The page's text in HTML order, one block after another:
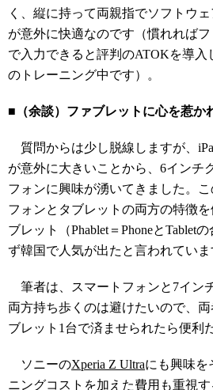
く、縦に持って両親指でソフトウ
が意外に快適なのです（慣れれば
で入力できると評判のATOKを導入
のトレーニング中です）。
■（余談）ファブレットに心を惹か
質問からは少し脱線しますが、
が意外に大きいことから、6インチ
フォンに興味が湧いてきました。
フォンとタブレットの両方の特徴
ブレット（Phablet＝PhoneとTablet
ず韓国で人気が出たと言われていま
筆者は、スマートフォンと7イン
両方持ち歩くのは避けたいので、
ブレット1台で済ませられたら便利
ソニーのXperia Z Ultraにも興味を
ニングコストを加えた費用も重視